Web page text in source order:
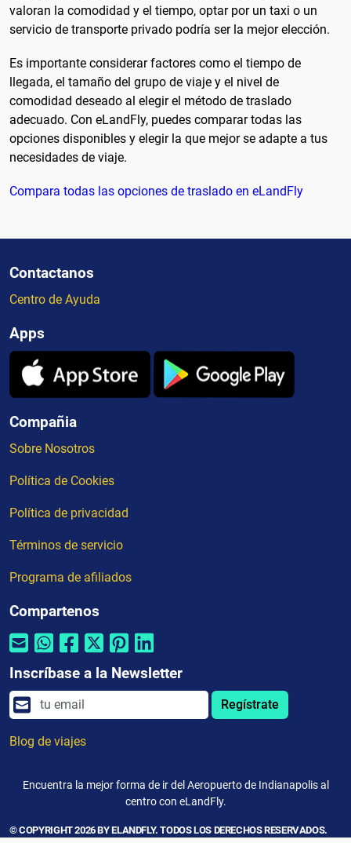
valoran la comodidad y el tiempo, optar por un taxi o un
servicio de transporte privado podría ser la mejor elección.
Es importante considerar factores como el tiempo de
llegada, el tamaño del grupo de viaje y el nivel de
comodidad deseado al elegir el método de traslado
adecuado. Con eLandFly, puedes comparar todas las
opciones disponibles y elegir la que mejor se adapte a tus
necesidades de viaje.
Compara todas las opciones de traslado en eLandFly
Contactanos
Centro de Ayuda
Apps
Compañia
Sobre Nosotros
Política de Cookies
Política de privacidad
Términos de servicio
Programa de afiliados
Compartenos
Inscríbase a la Newsletter
Regístrate
Blog de viajes
Encuentra la mejor forma de ir del Aeropuerto de Indianapolis al
centro con eLandFly.
© COPYRIGHT 2026 BY ELANDFLY. TODOS LOS DERECHOS RESERVADOS.